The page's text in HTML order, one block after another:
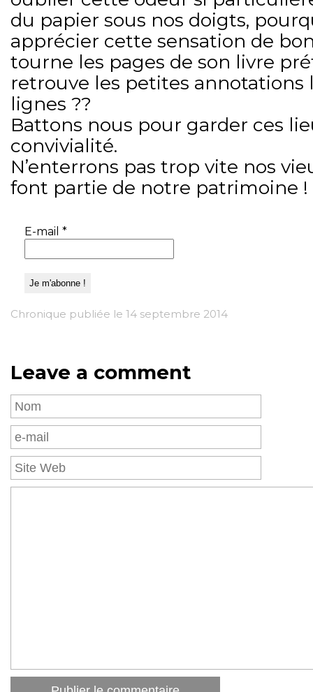
du papier sous nos doigts,
apprécier cette sensation de
tourne les pages de son livre
retrouve les petites annotations
lignes ??
Battons nous pour garder ces
convivialité.
N’enterrons pas trop vite nos
font partie de notre patrimoine !
E-mail *
Chronique publiée le 14 septembre 2014
Leave a comment